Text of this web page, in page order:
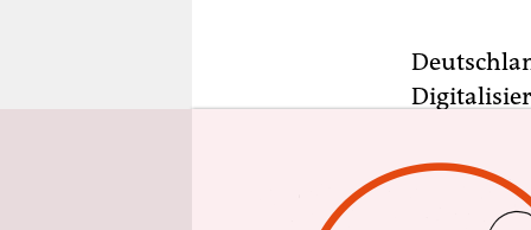
Jürgen
Konrad